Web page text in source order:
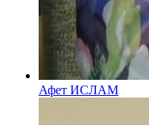
Афет ИСЛАМ